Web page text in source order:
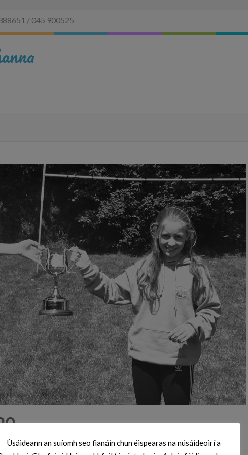
/ 045 900525
Úsáideann an suíomh seo fianáin chun éispearas na núsáideoirí a